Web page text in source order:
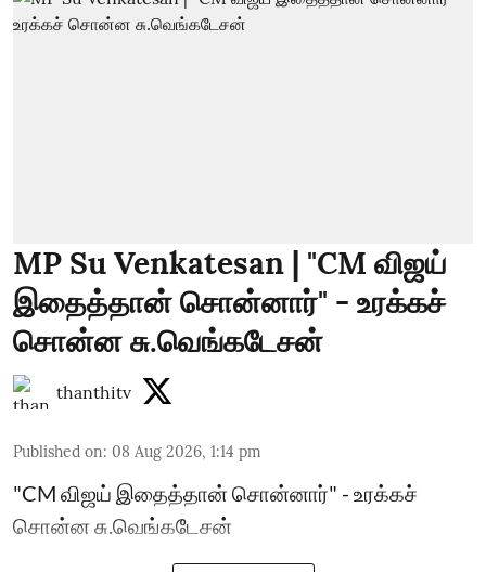
MP Su Venkatesan | "CM விஜய்
இதைத்தான் சொன்னார்" - உரக்கச்
சொன்ன சு.வெங்கடேசன்
thanthitv
Published on: 08 Aug 2026, 1:14 pm
"CM விஜய் இதைத்தான் சொன்னார்" - உரக்கச்
சொன்ன சு.வெங்கடேசன்